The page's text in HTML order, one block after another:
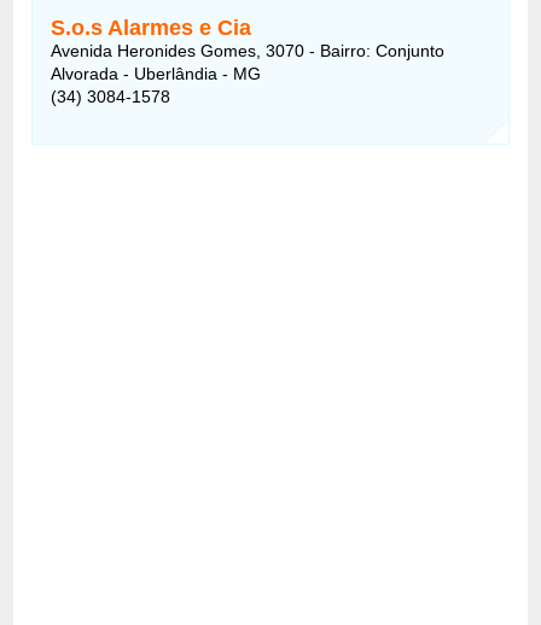
S.o.s Alarmes e Cia
Avenida Heronides Gomes, 3070 - Bairro: Conjunto
Alvorada - Uberlândia - MG
(34) 3084-1578